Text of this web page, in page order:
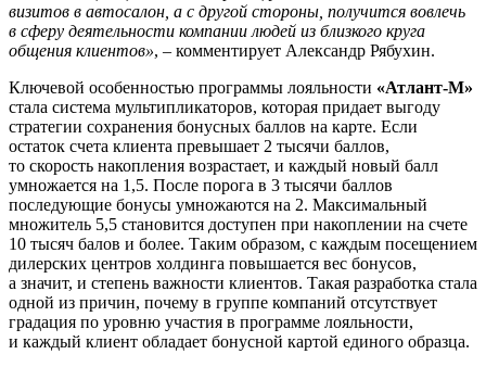
визитов в автосалон, а с другой стороны, получится вовлечь
в сферу деятельности компании людей из близкого круга
общения клиентов», – комментирует Александр Рябухин.
Ключевой особенностью программы лояльности «Атлант-М»
стала система мультипликаторов, которая придает выгоду
стратегии сохранения бонусных баллов на карте. Если
остаток счета клиента превышает 2 тысячи баллов,
то скорость накопления возрастает, и каждый новый балл
умножается на 1,5. После порога в 3 тысячи баллов
последующие бонусы умножаются на 2. Максимальный
множитель 5,5 становится доступен при накоплении на счете
10 тысяч балов и более. Таким образом, с каждым посещением
дилерских центров холдинга повышается вес бонусов,
а значит, и степень важности клиентов. Такая разработка стала
одной из причин, почему в группе компаний отсутствует
градация по уровню участия в программе лояльности,
и каждый клиент обладает бонусной картой единого образца.